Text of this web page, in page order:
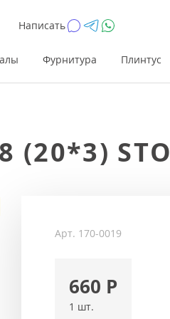
Написать
Фурнитура Плинтус
Арт. 170-0019
660 Р
1 шт.